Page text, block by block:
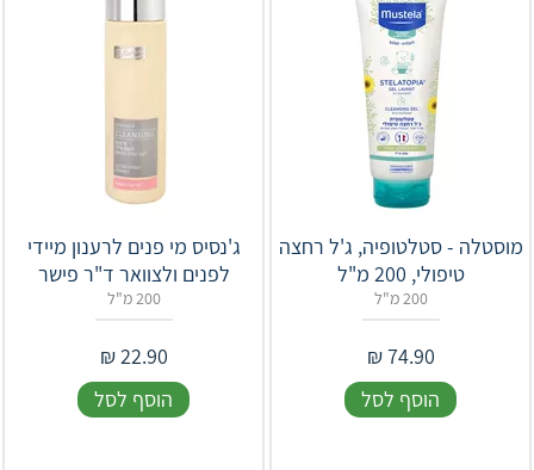
מוסטלה - סטלטופיה, ג'ל רחצה
טיפולי, 200 מ"ל
200 מ"ל
74.90
₪
הוסף לסל
ג'נסיס מי פנים לרענון מיידי
לפנים ולצוואר ד"ר פישר
200 מ"ל
22.90
₪
הוסף לסל